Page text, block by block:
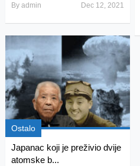
By admin Dec 12, 2021
Ostalo
Japanac koji je preživio dvije
atomske b...